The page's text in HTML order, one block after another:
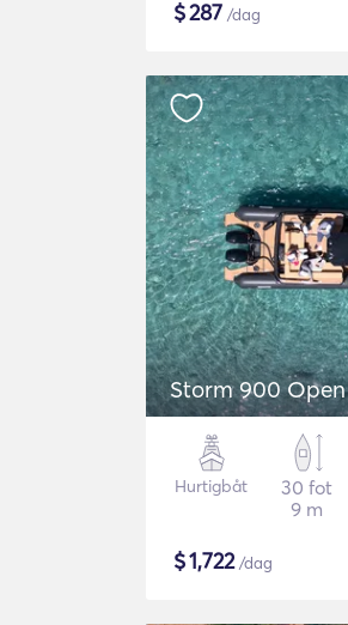
$287 /dag
Storm 900 Open
Hurtigbåt
30 fot
9 m
$1,722/dag